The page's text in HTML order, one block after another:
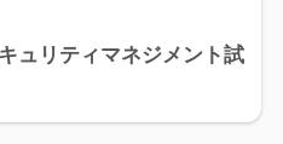
ュリティマネジメント試